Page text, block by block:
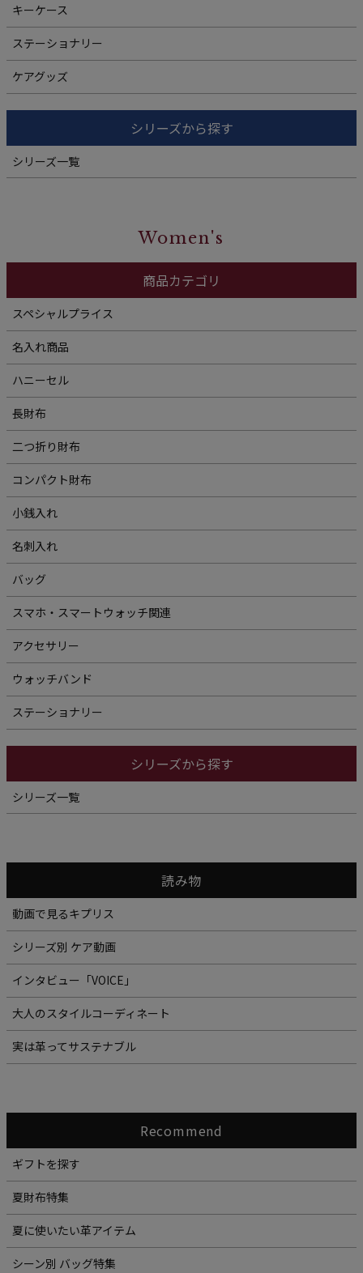
キーケース
ステーショナリー
ケアグッズ
シリーズから探す
シリーズ一覧
Women's
商品カテゴリ
スペシャルプライス
名入れ商品
ハニーセル
長財布
二つ折り財布
コンパクト財布
小銭入れ
名刺入れ
バッグ
スマホ・スマートウォッチ関連
アクセサリー
ウォッチバンド
ステーショナリー
シリーズから探す
シリーズ一覧
読み物
動画で見るキプリス
シリーズ別 ケア動画
インタビュー「VOICE」
大人のスタイルコーディネート
実は革ってサステナブル
Recommend
ギフトを探す
夏財布特集
夏に使いたい革アイテム
シーン別 バッグ特集